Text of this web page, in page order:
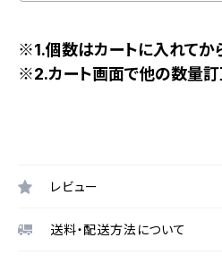
※1.個数はカートに入れてか
※2.カート画面で他の数量訂
レビュー
送料・配送方法について